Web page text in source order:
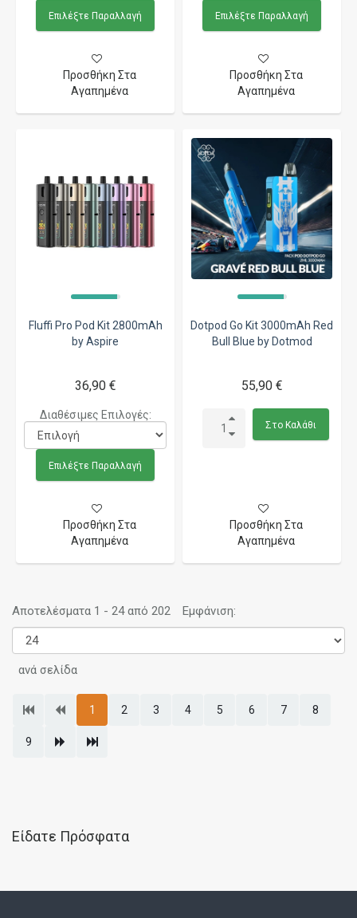
Επιλέξτε Παραλλαγή
Προσθήκη Στα
Αγαπημένα
Επιλέξτε Παραλλαγή
Προσθήκη Στα
Αγαπημένα
Fluffi Pro Pod Kit 2800mAh
by Aspire
36,90 €
Διαθέσιμες Επιλογές:
Επιλέξτε Παραλλαγή
Προσθήκη Στα
Αγαπημένα
Dotpod Go Kit 3000mAh Red
Bull Blue by Dotmod
55,90 €
Στο Καλάθι
Προσθήκη Στα
Αγαπημένα
Αποτελέσματα 1 - 24 από 202 Εμφάνιση:
ανά σελίδα
1 2 3 4 5 6 7 8
9
Είδατε Πρόσφατα